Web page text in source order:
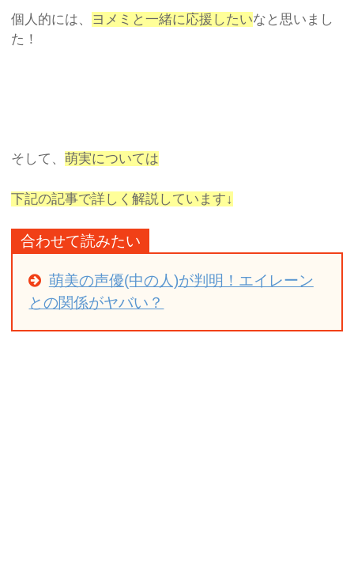
個人的には、 ヨメミと一緒に応援したいなと思いまし
た！
そして、萌実については
下記の記事で詳しく解説しています↓
合わせて読みたい
萌美の声優(中の人)が判明！エイレーン
との関係がヤバい？